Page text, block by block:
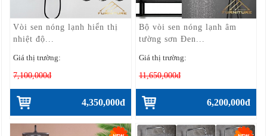
Vòi sen nóng lạnh hiển thị
nhiệt độ...
Giá thị trường:
7,100,000đ
4,350,000đ
Bộ vòi sen nóng lạnh âm
tường sơn Đen...
Giá thị trường:
11,650,000đ
6,200,000đ